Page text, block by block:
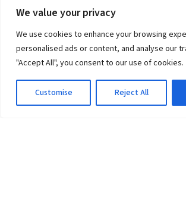
We value your privacy
We use cookies to enhance your browsing
personalised ads or content, and analyse our
"Accept All", you consent to our use of cookies.
Customise Reject All